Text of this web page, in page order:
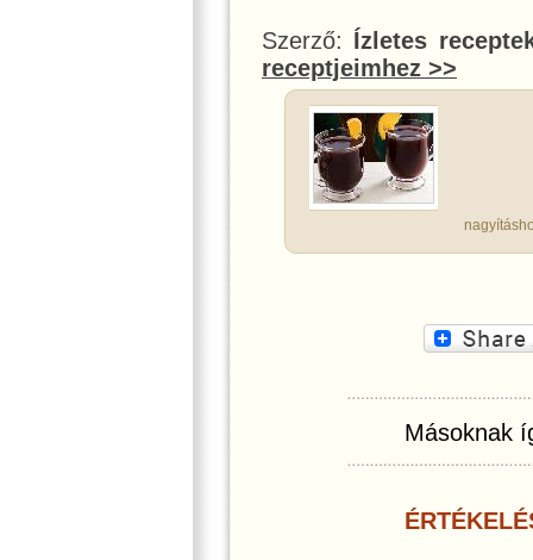
Szerző: Ízletes
receptjeimhez >>
Másoknak